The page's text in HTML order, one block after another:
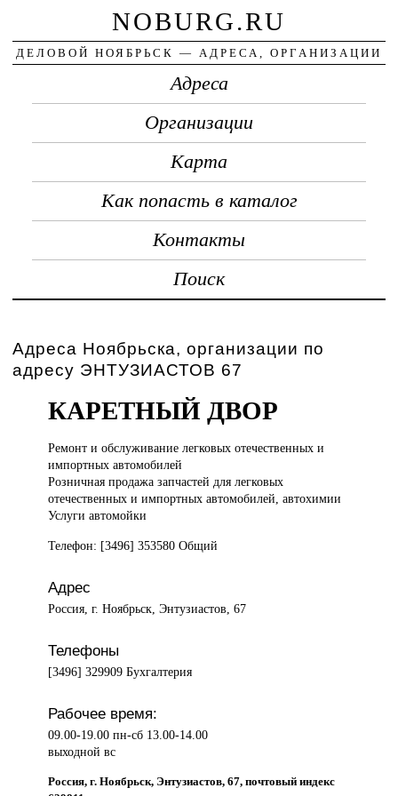
NOBURG.RU
ДЕЛОВОЙ НОЯБРЬСК — АДРЕСА, ОРГАНИЗАЦИИ
Адреса
Организации
Карта
Как попасть в каталог
Контакты
Поиск
Адреса Ноябрьска, организации по
адресу ЭНТУЗИАСТОВ 67
КАРЕТНЫЙ ДВОР
Ремонт иобслуживание легковых отечественных и
импортных автомобилей
Розничная продажа запчастей для легковых
отечественных и импортных автомобилей, автохимии
Услуги автомойки
Телефон: [3496] 353580 Общий
Адрес
Россия, г. Ноябрьск, Энтузиастов, 67
Телефоны
[3496] 329909 Бухгалтерия
Рабочее время:
09.00-19.00 пн-сб 13.00-14.00
выходной вс
Россия, г. Ноябрьск, Энтузиастов, 67, почтовый индекс